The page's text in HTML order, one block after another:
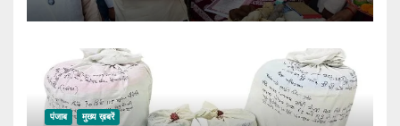
पंजाब मुख्य ख़बरें